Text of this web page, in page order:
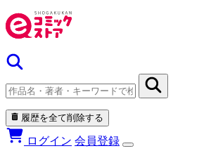
履歴を全て削除する
ログイン 会員登録